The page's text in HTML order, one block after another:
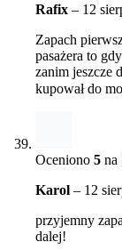
Rafix – 12
Zapach
pasażera to
zanim jeszcze
kupował do
Oceniono 5 na
Karol – 12
przyjemny
dalej!